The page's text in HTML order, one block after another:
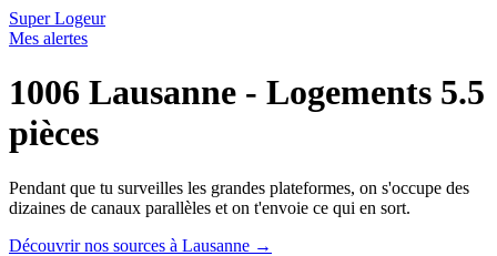
Super Logeur
Mes alertes
1006 Lausanne - Logements 5.5
pièces
Pendant que tu surveilles les grandes plateformes, on s'occupe des
dizaines de canaux parallèles et on t'envoie ce qui en sort.
Découvrir nos sources à Lausanne →